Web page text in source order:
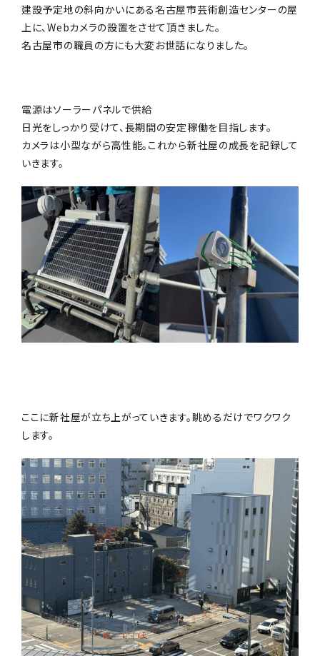
建設予定地の斜向かいにある名古屋市芸術創造センターの屋
上に、Webカメラの設置をさせて頂きました。
名古屋市の職員の方にも大変お世話になりました。
電源はソーラーパネルで供給
日光をしっかり受けて、長期間の安定稼働を目指します。
カメラは小型ながら高性能。これから新社屋の成長を記録して
いきます。
ここに新社屋が立ち上がっていきます。眺めるだけでワクワク
します。